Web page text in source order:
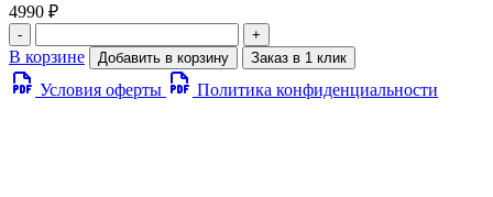
4990 ₽
- +
В корзине Добавить в корзину Заказ в 1 клик
Условия оферты Политика конфиденциальности